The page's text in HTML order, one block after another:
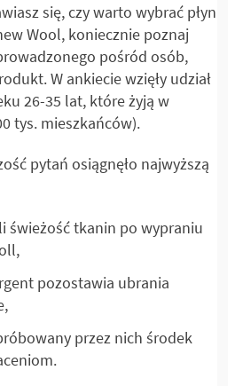
się, czy warto wybrać płyn
Wool, koniecznie poznaj
pośród osób,
W ankiecie wzięły udział
26-35 lat, które żyją w
tys. mieszkańców).
pytań osiągnęło najwyższą
świeżość tkanin po wypraniu
pozostawia ubrania
przez nich środek